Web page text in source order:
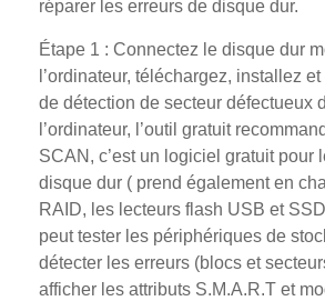
réparer les erreurs de disque dur.
Étape 1 : Connectez le disque dur
l’ordinateur, téléchargez, installez et
de détection de secteur défectueux
l’ordinateur, l’outil gratuit
SCAN, c’est un logiciel gratuit pour
disque dur ( prend également en
RAID, les lecteurs flash USB et
peut tester les périphériques de
détecter les erreurs (blocs et
afficher les attributs S.M.A.R.T et